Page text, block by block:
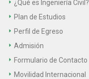
¿Qué es Ingeniería Civil?
Plan de Estudios
Perfil de Egreso
Admisión
Formulario de Contacto
Movilidad Internacional